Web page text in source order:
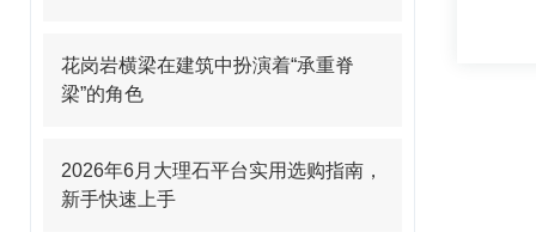
花岗岩横梁在建筑中扮演着“承重脊
梁”的角色
2026年6月大理石平台实用选购指南，
新手快速上手